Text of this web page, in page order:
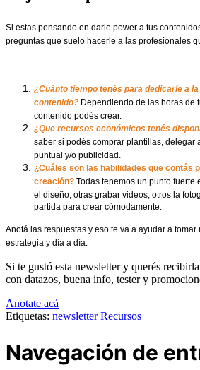
Si estas pensando en darle power a tus
preguntas que suelo hacerle a las profesionales
¿Cuánto tiempo tenés para dedicarle a
contenido? Dependiendo de las horas de
contenido podés crear.
¿Que recursos económicos tenés
saber si podés comprar plantillas, delegar
puntual y/o publicidad.
¿Cuáles son las habilidades que contás
creación? Todas tenemos un punto fuerte
el diseño, otras grabar videos, otros la
partida para crear cómodamente.
Anotá las respuestas y eso te va a ayudar a
estrategia y día a día.
Si te gustó esta newsletter y querés
con datazos, buena info, tester y
Anotate acá
Etiquetas: newsletter Recursos
Navegación de